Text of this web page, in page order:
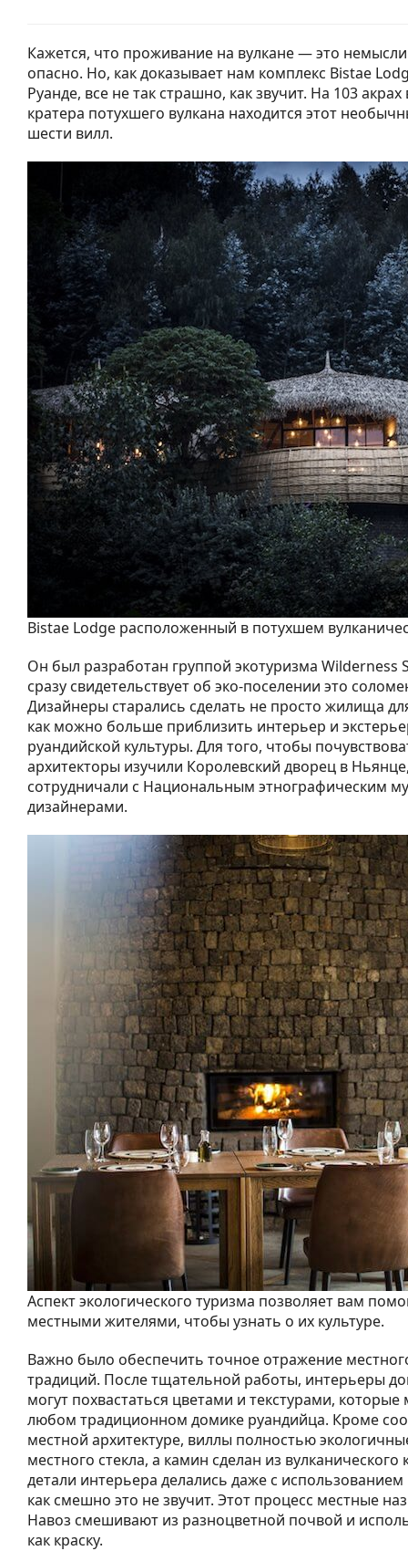
Кажется, что проживание на вулкане — это
опасно. Но, как доказывает нам комплекс Bistae
Руанде, все не так страшно, как звучит. На 103 акрах
кратера потухшего вулкана находится этот
шести вилл.
Bistae Lodge расположенный в потухшем
Он был разработан группой экотуризма Wilderness
сразу свидетельствует об эко-поселении это
Дизайнеры старались сделать не просто жилища
как можно больше приблизить интерьер и
руандийской культуры. Для того, чтобы
архитекторы изучили Королевский дворец в
сотрудничали с Национальным этнографическим
дизайнерами.
Аспект экологического туризма позволяет вам
местными жителями, чтобы узнать о их культуре.
Важно было обеспечить точное отражение
традиций. После тщательной работы, интерьеры
могут похвастаться цветами и текстурами,
любом традиционном домике руандийца. Кроме
местной архитектуре, виллы полностью
местного стекла, а камин сделан из
детали интерьера делались даже с использованием
как смешно это не звучит. Этот процесс местные
Навоз смешивают из разноцветной почвой и
как краску.